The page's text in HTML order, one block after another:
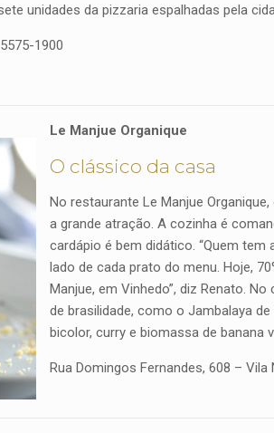
unidades da pizzaria espalhadas pela
1900
Le Manjue Organique
O clássico da casa
No restaurante Le Manjue
a grande atração. A cozinha é
cardápio é bem didático. “Quem
lado de cada prato do menu. Hoje,
Manjue, em Vinhedo”, diz Renato.
de brasilidade, como o Jambalaya
bicolor, curry e biomassa de banana
Rua Domingos Fernandes, 608 –